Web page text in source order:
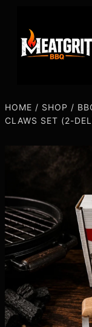
HOME / SHOP /
CLAWS SET (2-